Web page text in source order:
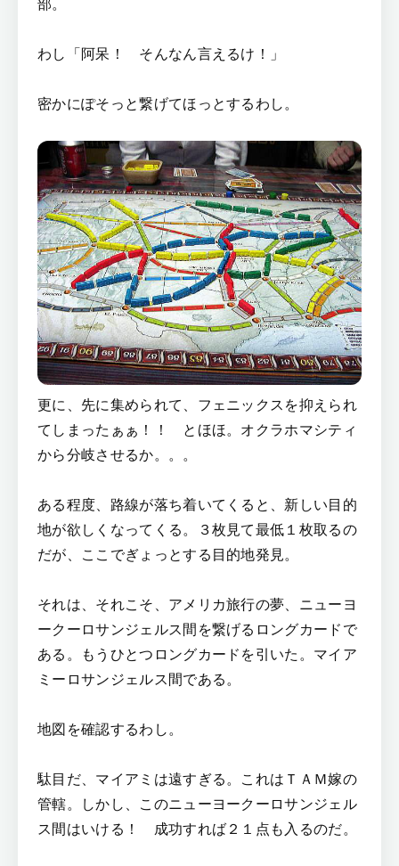
わし「阿呆！ そんなん言えるけ！」
密かにぽそっと繋げてほっとするわし。
更に、先に集められて、フェニックスを抑えられ
てしまったぁぁ！！ とほほ。オクラホマシティ
から分岐させるか。。。
ある程度、路線が落ち着いてくると、新しい目的
地が欲しくなってくる。３枚見て最低１枚取るの
だが、ここでぎょっとする目的地発見。
それは、それこそ、アメリカ旅行の夢、ニューヨ
ークーロサンジェルス間を繋げるロングカードで
ある。もうひとつロングカードを引いた。マイア
ミーロサンジェルス間である。
地図を確認するわし。
駄目だ、マイアミは遠すぎる。これはＴＡＭ嫁の
管轄。しかし、このニューヨークーロサンジェル
ス間はいける！ 成功すれば２１点も入るのだ。